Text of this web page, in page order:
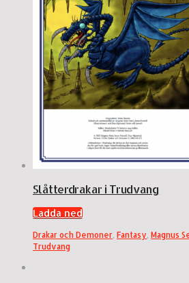
Slåtterdrakar i Trudvang
Ladda ned
Drakar och Demoner, Fantasy, Magnus
Trudvang